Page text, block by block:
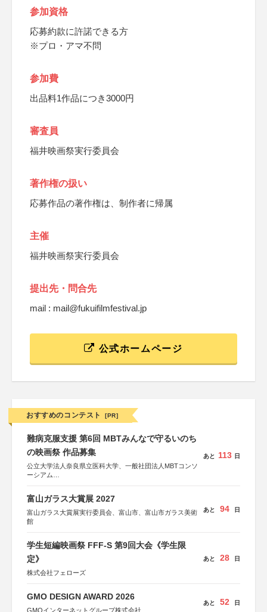
参加資格
応募約款に許諾できる方
※プロ・アマ不問
参加費
出品料1作品につき3000円
審査員
福井映画祭実行委員会
著作権の扱い
応募作品の著作権は、制作者に帰属
主催
福井映画祭実行委員会
提出先・問合先
mail : mail@fukuifilmfestival.jp
公式ホームページ
おすすめのコンテスト [PR]
難病克服支援 第6回 MBTみんなで守るいのち
の映画祭 作品募集
公立大学法人奈良県立医科大学、一般社団法人MBTコンソ
ーシアム
協力：読売新聞社
後援：厚生労働省
文部科学省
奈良県
「“よい仕事おこし”フェア」実行委員会
関西文化学術研究都市推進機構
東京難病団体連絡協議会
あと 113 日
富山ガラス大賞展 2027
富山ガラス大賞展実行委員会、富山市、富山市ガラス美術
館
あと 94 日
学生短編映画祭 FFF-S 第9回大会《学生限
定》
株式会社フェローズ
あと 28 日
GMO DESIGN AWARD 2026
GMOインターネットグループ株式会社
あと 52 日